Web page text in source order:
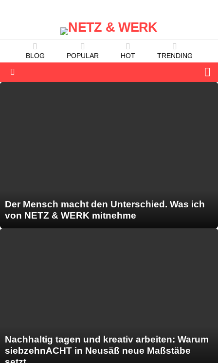
BLOG POPULAR HOT TRENDING
Der Mensch macht den Unterschied. Was ich
von NETZ & WERK mitnehme
Nachhaltig tagen und kreativ arbeiten: Warum
siebzehnACHT in Neusäß neue Maßstäbe